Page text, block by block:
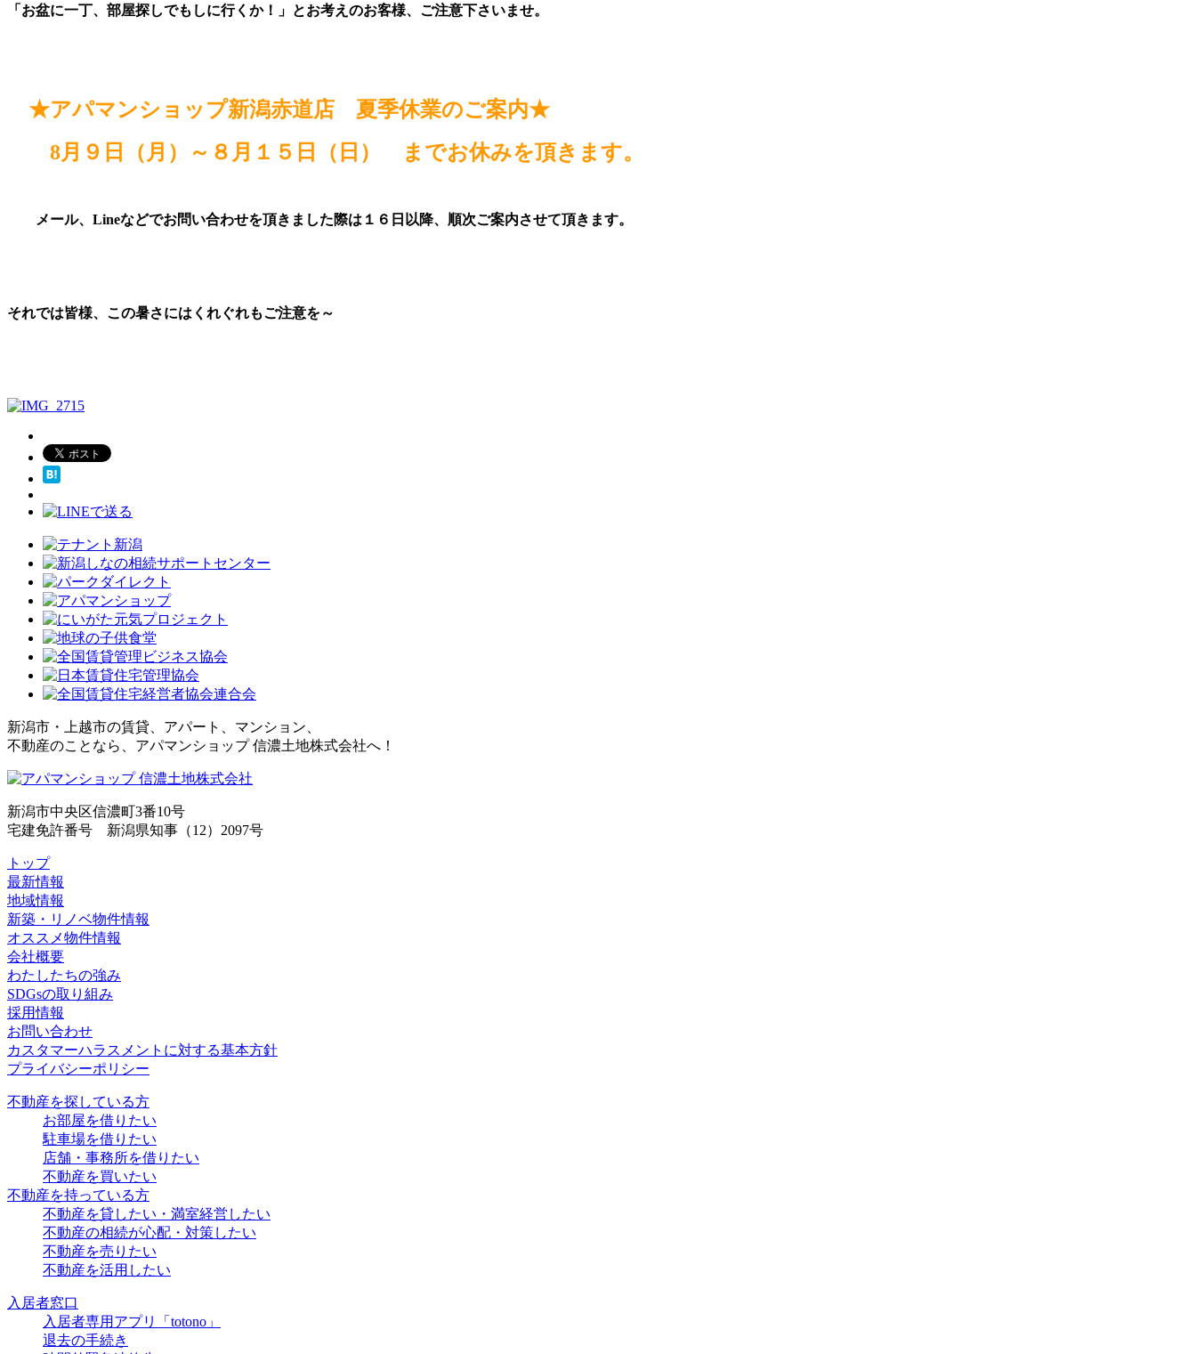
「お盆に一丁、部屋探しでもしに行くか！」とお考えのお客様、ご注意下さいませ。
★アパマンショップ新潟赤道店 夏季休業のご案内★
8月９日（月）～８月１５日（日） までお休みを頂きます。
メール、Lineなどでお問い合わせを頂きました際は１６日以降、順次ご案内させて頂きます。
それでは皆様、この暑さにはくれぐれもご注意を～
新潟市・上越市の賃貸、アパート、マンション、
不動産のことなら、アパマンショップ 信濃土地株式会社へ！
新潟市中央区信濃町3番10号
宅建免許番号 新潟県知事（12）2097号
トップ
最新情報
地域情報
新築・リノベ物件情報
オススメ物件情報
会社概要
わたしたちの強み
SDGsの取り組み
採用情報
お問い合わせ
カスタマーハラスメントに対する基本方針
プライバシーポリシー
不動産を探している方
お部屋を借りたい
駐車場を借りたい
店舗・事務所を借りたい
不動産を買いたい
不動産を持っている方
不動産を貸したい・満室経営したい
不動産の相続が心配・対策したい
不動産を売りたい
不動産を活用したい
入居者窓口
入居者専用アプリ「totono」
退去の手続き